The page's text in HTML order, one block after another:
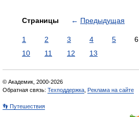
Страницы ← Предыдущая
1 2 3 4 5 6
10
11 12 13
© Академик, 2000-2026
Обратная связь: Техподдержка Реклама на сайте
👣 Путешествия